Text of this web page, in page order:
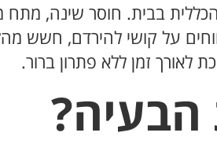
בבית. חוסר שינה,
על קושי להירדם, חשש
זמן ללא פתרון ברור.
הבעיה?